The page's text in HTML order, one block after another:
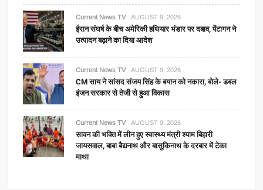
Current News TV AUGUST 9, 2026
ईरान संघर्ष के बीच अमेरिकी हथियार भंडार पर दबाव, पेंटागन ने
उत्पादन बढ़ाने का दिया आदेश
Current News TV AUGUST 9, 2026
CM साय ने सांसद संजय सिंह के बयान को नकारा, बोले- डबल
इंजन सरकार से तेजी से हुआ विकास
Current News TV AUGUST 9, 2026
सावन की भक्ति में लीन हुए स्वास्थ्य मंत्री श्याम बिहारी
जायसवाल, बाबा बैद्यनाथ और बासुकिनाथ के दरबार में टेका
माथा